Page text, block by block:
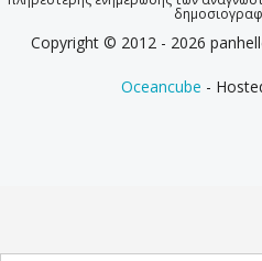
Copyright © 2012 - 2026
Oceancube -